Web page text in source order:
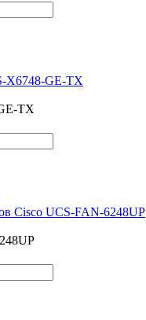
X6748-GE-TX
TX
Cisco UCS-FAN-6248UP